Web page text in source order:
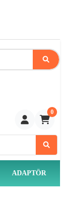
0
ADAPTÖR